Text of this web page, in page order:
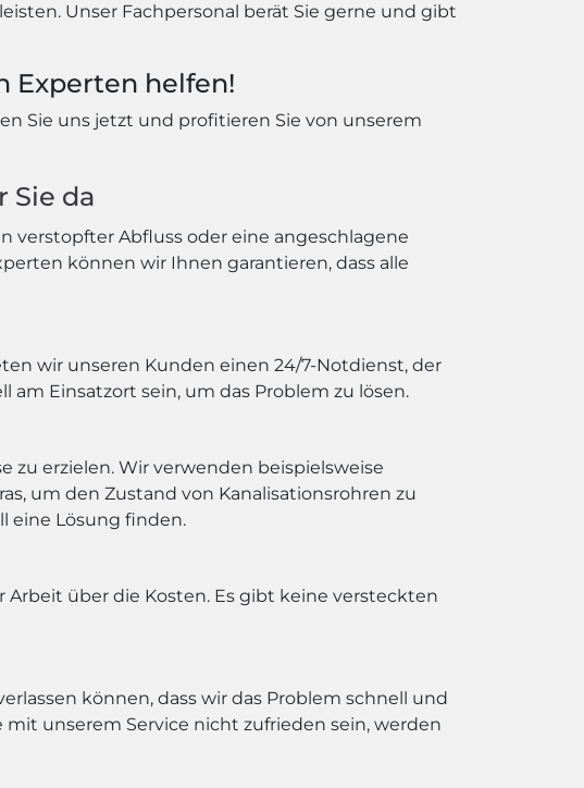
Unser Fachpersonal berät Sie gerne und gibt
Experten helfen!
Sie uns jetzt und profitieren Sie von unserem
Sie da
verstopfter Abfluss oder eine angeschlagene
können wir Ihnen garantieren, dass alle
wir unseren Kunden einen 24/7-Notdienst, der
Einsatzort sein, um das Problem zu lösen.
zu erzielen. Wir verwenden beispielsweise
um den Zustand von Kanalisationsrohren zu
eine Lösung finden.
Arbeit über die Kosten. Es gibt keine versteckten
können, dass wir das Problem schnell und
unserem Service nicht zufrieden sein, werden